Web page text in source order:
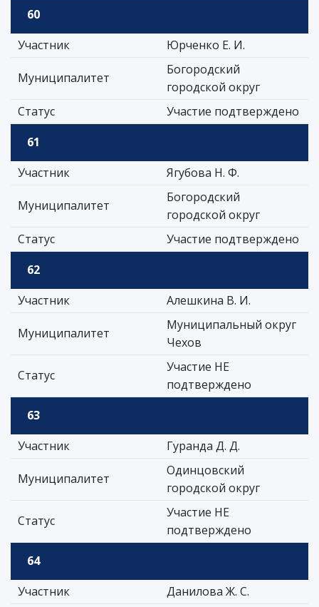
60
Участник
Юрченко Е. И.
Муниципалитет
Богородский
городской округ
Статус
Участие подтверждено
61
Участник
Ягубова Н. Ф.
Муниципалитет
Богородский
городской округ
Статус
Участие подтверждено
62
Участник
Алешкина В. И.
Муниципалитет
Муниципальный округ
Чехов
Статус
Участие НЕ
подтверждено
63
Участник
Гуранда Д. Д.
Муниципалитет
Одинцовский
городской округ
Статус
Участие НЕ
подтверждено
64
Участник
Данилова Ж. С.